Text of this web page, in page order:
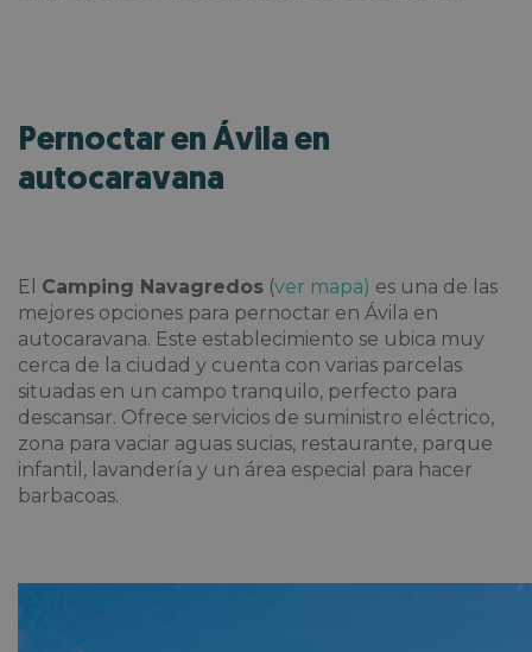
Pernoctar en Ávila en
autocaravana
El Camping Navagredos (ver mapa) es una de las
mejores opciones para pernoctar en Ávila en
autocaravana. Este establecimiento se ubica muy
cerca de la ciudad y cuenta con varias parcelas
situadas en un campo tranquilo, perfecto para
descansar. Ofrece servicios de suministro eléctrico,
zona para vaciar aguas sucias, restaurante, parque
infantil, lavandería y un área especial para hacer
barbacoas.